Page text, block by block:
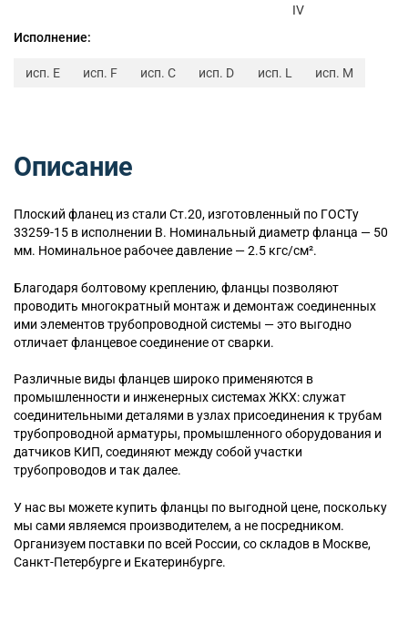
IV
Исполнение:
исп. E исп. F исп. C исп. D исп. L исп. M
Описание
Плоский фланец из стали Ст.20, изготовленный по ГОСТу
33259-15 в исполнении B. Номинальный диаметр фланца — 50
мм. Номинальное рабочее давление — 2.5 кгс/см².
Благодаря болтовому креплению, фланцы позволяют
проводить многократный монтаж и демонтаж соединенных
ими элементов трубопроводной системы — это выгодно
отличает фланцевое соединение от сварки.
Различные виды фланцев широко применяются в
промышленности и инженерных системах ЖКХ: служат
соединительными деталями в узлах присоединения к трубам
трубопроводной арматуры, промышленного оборудования и
датчиков КИП, соединяют между собой участки
трубопроводов и так далее.
У нас вы можете купить фланцы по выгодной цене, поскольку
мы сами являемся производителем, а не посредником.
Организуем поставки по всей России, со складов в Москве,
Санкт-Петербурге и Екатеринбурге.